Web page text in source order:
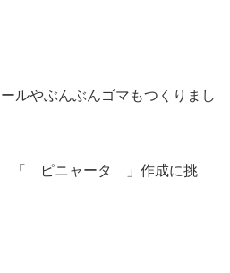
ルやぶんぶんゴマもつくりまし
「 ピニャータ 」作成に挑